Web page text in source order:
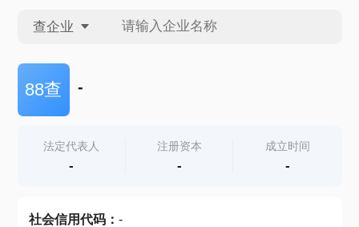
查企业
查企业
查产地
88查 -
法定代表人
-
注册资本
-
成立时间
-
社会信用代码： -